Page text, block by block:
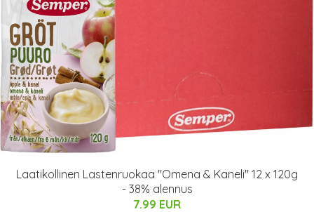
Laatikollinen Lastenruokaa "Omena & Kaneli" 12 x 120g
- 38% alennus
7.99 EUR